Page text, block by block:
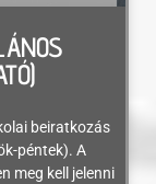
beiratkozás
péntek). A
meg kell jelenni